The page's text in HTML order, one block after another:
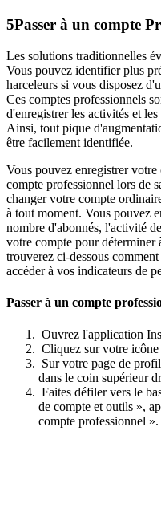
5Passer à un compte
Les solutions traditionnelles
Vous pouvez identifier plus
harceleurs si vous disposez
Ces comptes professionnels
d'enregistrer les activités et
Ainsi, tout pique
être facilement identifiée.
Vous pouvez enregistrer
compte professionnel lors de
changer votre compte
à tout moment. Vous pouvez
nombre d'abonnés, l'activité
votre compte pour déterminer
trouverez ci-dessous
accéder à vos indicateurs de
Passer à un compte
Ouvrez l'application
Cliquez sur votre
Sur votre page de
dans le coin supérieur
Faites défiler vers le
de compte et outils »,
compte professionnel ».